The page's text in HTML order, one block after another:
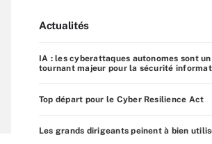
Actualités
IA : les cyberattaques autonomes sont un
tournant majeur pour la sécurité
Top départ pour le Cyber Resilience Act
Les grands dirigeants peinent à bien